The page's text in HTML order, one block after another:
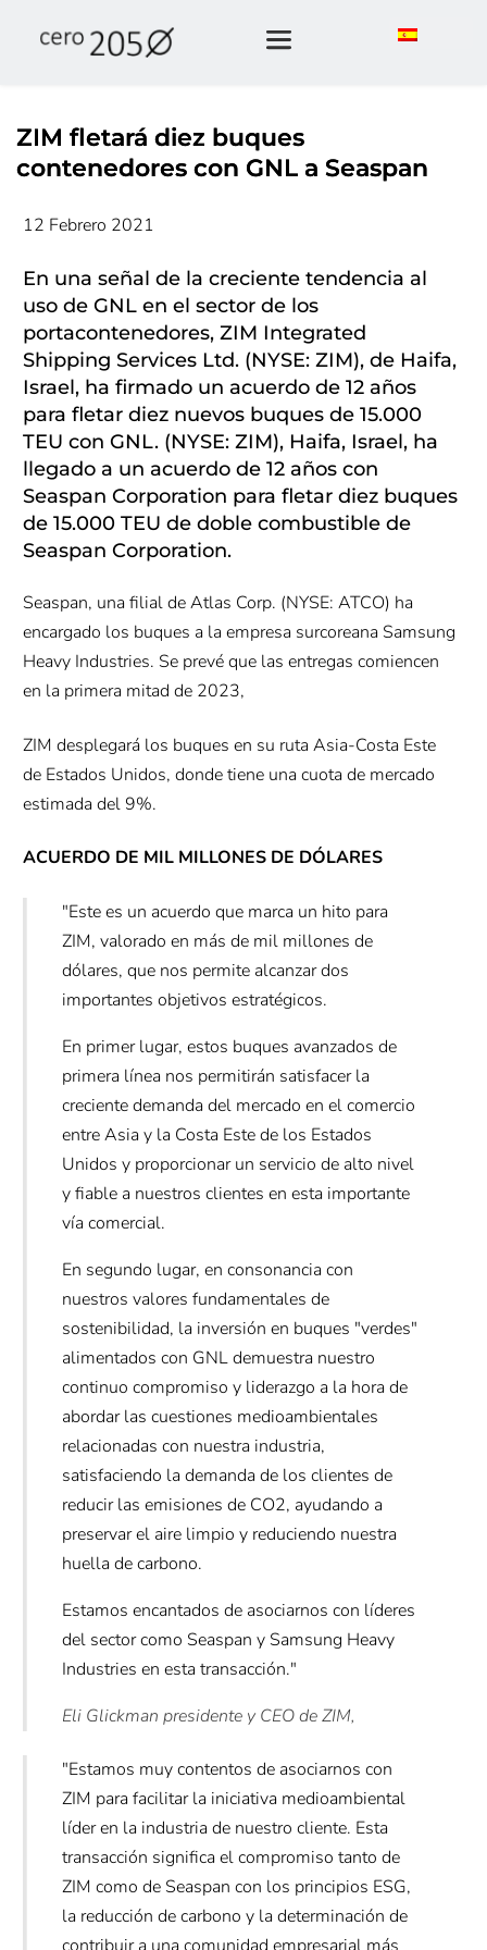
ZIM fletará diez buques
contenedores con GNL a Seaspan
12 Febrero 2021
En una señal de la creciente tendencia al
uso de GNL en el sector de los
portacontenedores, ZIM Integrated
Shipping Services Ltd. (NYSE: ZIM), de Haifa,
Israel, ha firmado un acuerdo de 12 años
para fletar diez nuevos buques de 15.000
TEU con GNL. (NYSE: ZIM), Haifa, Israel, ha
llegado a un acuerdo de 12 años con
Seaspan Corporation para fletar diez buques
de 15.000 TEU de doble combustible de
Seaspan Corporation.
Seaspan, una filial de Atlas Corp. (NYSE: ATCO) ha
encargado los buques a la empresa surcoreana Samsung
Heavy Industries. Se prevé que las entregas comiencen
en la primera mitad de 2023,
ZIM desplegará los buques en su ruta Asia-Costa Este
de Estados Unidos, donde tiene una cuota de mercado
estimada del 9%.
ACUERDO DE MIL MILLONES DE DÓLARES
"Este es un acuerdo que marca un hito para
ZIM, valorado en más de mil millones de
dólares, que nos permite alcanzar dos
importantes objetivos estratégicos.
En primer lugar, estos buques avanzados de
primera línea nos permitirán satisfacer la
creciente demanda del mercado en el comercio
entre Asia y la Costa Este de los Estados
Unidos y proporcionar un servicio de alto nivel
y fiable a nuestros clientes en esta importante
vía comercial.
En segundo lugar, en consonancia con
nuestros valores fundamentales de
sostenibilidad, la inversión en buques "verdes"
alimentados con GNL demuestra nuestro
continuo compromiso y liderazgo a la hora de
abordar las cuestiones medioambientales
relacionadas con nuestra industria,
satisfaciendo la demanda de los clientes de
reducir las emisiones de CO2, ayudando a
preservar el aire limpio y reduciendo nuestra
huella de carbono.
Estamos encantados de asociarnos con líderes
del sector como Seaspan y Samsung Heavy
Industries en esta transacción."
Eli Glickman presidente y CEO de ZIM,
"Estamos muy contentos de asociarnos con
ZIM para facilitar la iniciativa medioambiental
líder en la industria de nuestro cliente. Esta
transacción significa el compromiso tanto de
ZIM como de Seaspan con los principios ESG,
la reducción de carbono y la determinación de